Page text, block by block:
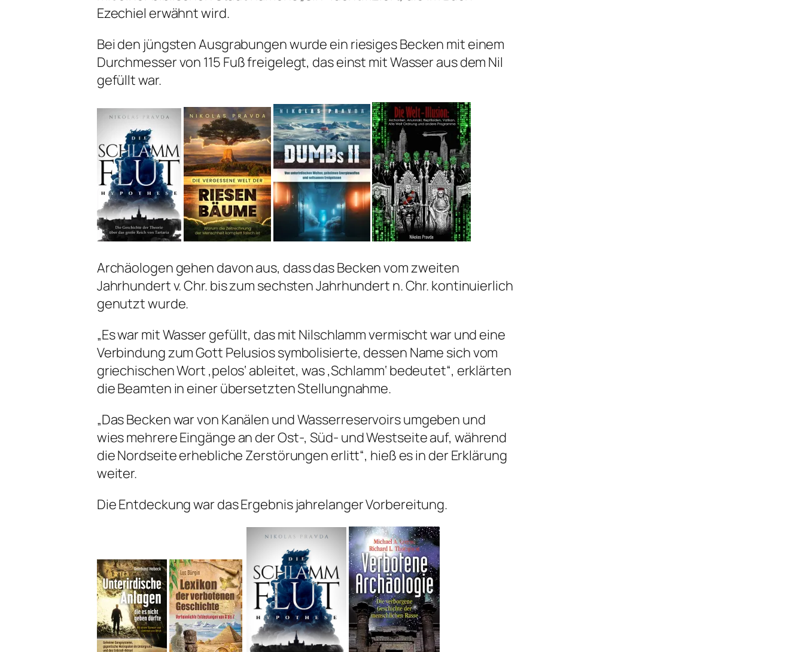
Ezechiel erwähnt wird.
Bei den jüngsten Ausgrabungen wurde ein riesiges Becken mit einem
Durchmesser von 115 Fuß freigelegt, das einst mit Wasser aus dem Nil
gefüllt war.
Archäologen gehen davon aus, dass das Becken vom zweiten
Jahrhundert v. Chr. bis zum sechsten Jahrhundert n. Chr. kontinuierlich
genutzt wurde.
„Es war mit Wasser gefüllt, das mit Nilschlamm vermischt war und eine
Verbindung zum Gott Pelusios symbolisierte, dessen Name sich vom
griechischen Wort ‚pelos‘ ableitet, was ‚Schlamm‘ bedeutet“, erklärten
die Beamten in einer übersetzten Stellungnahme.
„Das Becken war von Kanälen und Wasserreservoirs umgeben und
wies mehrere Eingänge an der Ost-, Süd- und Westseite auf, während
die Nordseite erhebliche Zerstörungen erlitt“, hieß es in der Erklärung
weiter.
Die Entdeckung war das Ergebnis jahrelanger Vorbereitung.